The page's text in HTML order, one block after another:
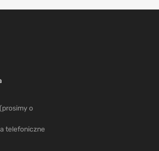
o
telefoniczne